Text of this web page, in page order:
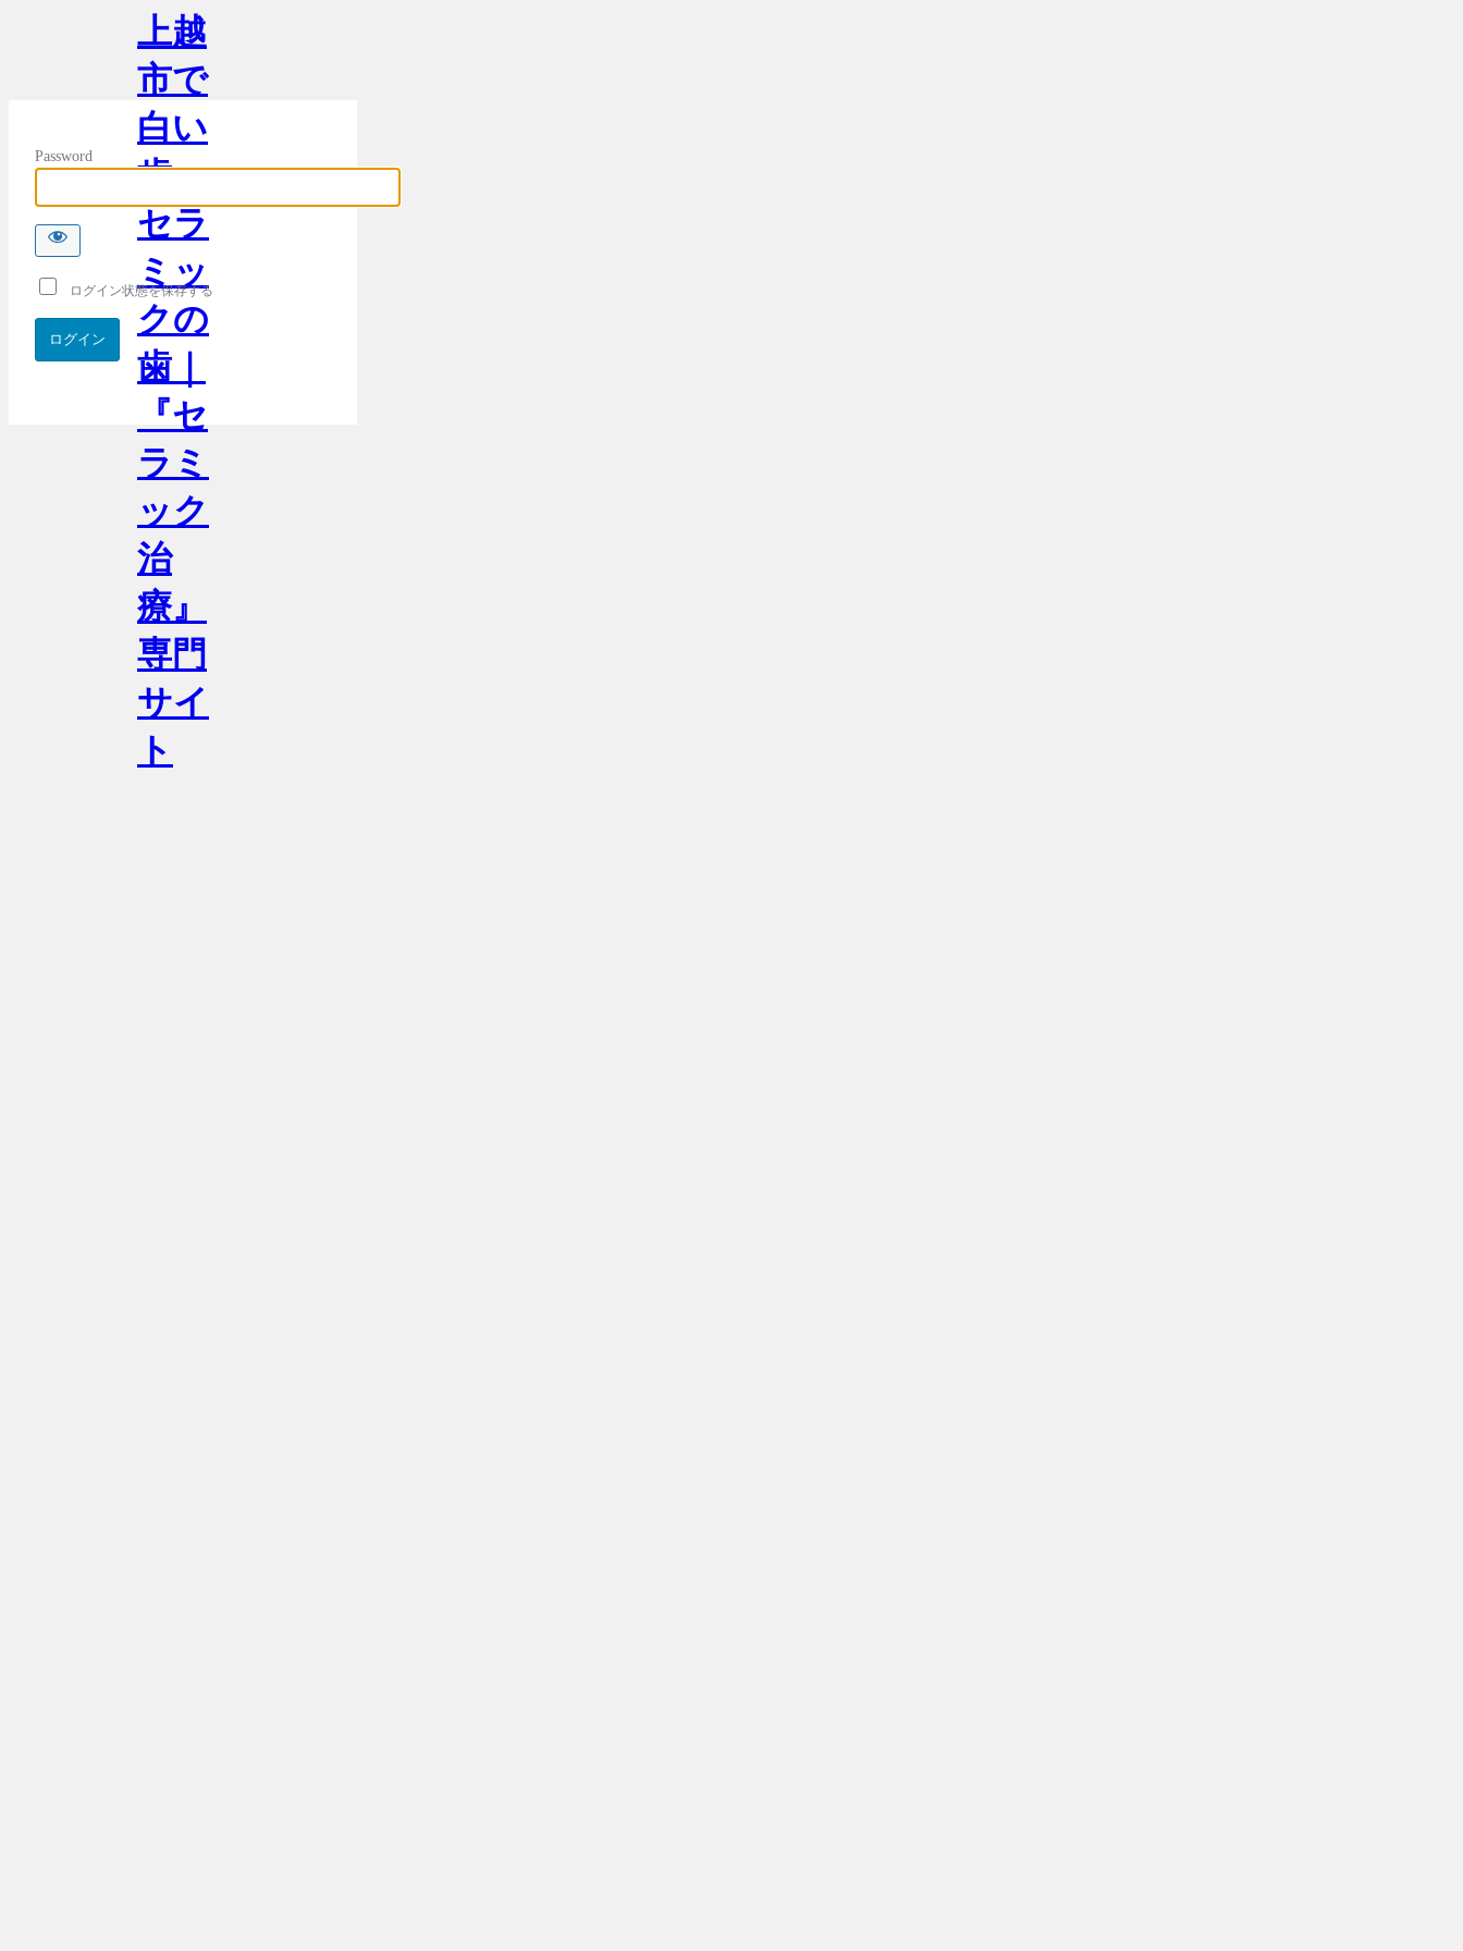
上越
市で
白い
歯・
セラ
ミッ
クの
歯｜
『セ
ラミ
ック
治
療』
専門
サイ
ト
Password
ログイン状態を保存する